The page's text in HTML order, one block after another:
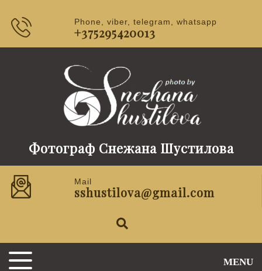
Phone, viber, telegram, whatsapp
+375295420013
Фотограф Снежана Шустилова
Mail
sshustilova@gmail.com
MENU